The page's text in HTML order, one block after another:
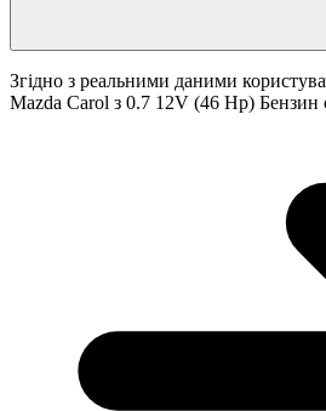
Згідно з реальними даними
Mazda Carol з 0.7 12V (46 Hp) Бензин